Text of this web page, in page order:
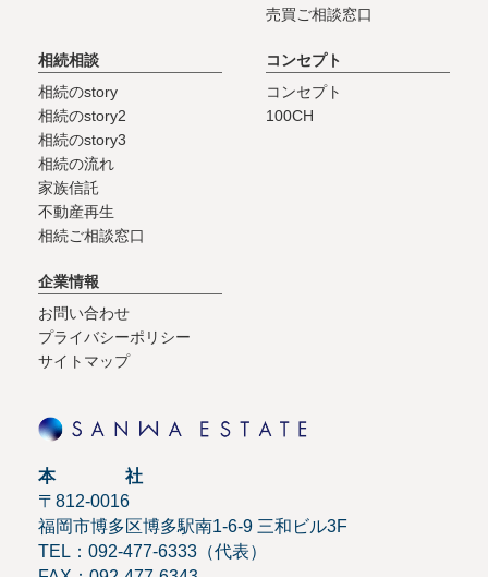
売買ご相談窓口
相続相談
相続のstory
相続のstory2
相続のstory3
相続の流れ
家族信託
不動産再生
相続ご相談窓口
コンセプト
コンセプト
100CH
企業情報
お問い合わせ
プライバシーポリシー
サイトマップ
本 社
〒812-0016
福岡市博多区博多駅南1-6-9 三和ビル3F
TEL：092-477-6333（代表）